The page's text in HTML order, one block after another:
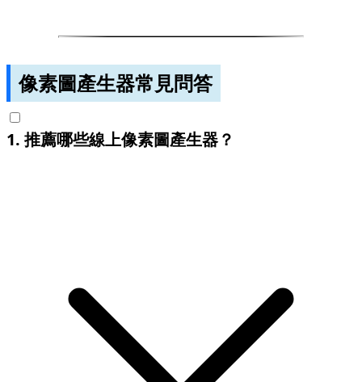
像素圖產生器常見問答
1. 推薦哪些線上像素圖產生器？